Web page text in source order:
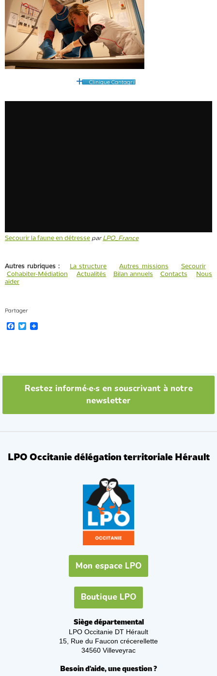
Clinique Cantagril
Secourir la faune en détresse par LPO_France
Autres rubriques : La structure Autres missions
Secourir
Cohabiter-Médiation
Actualités Bilan annuels Contacts
Nous
aider
Partager
F
T
Restez informé·e·s en souscrivant à notre
newsletter
LPO Occitanie délégation territoriale Hérault
Mon espace LPO
Boutique LPO
Siège départemental
LPO Occitanie DT Hérault
15, Rue du Faucon crécerellette
34560 Villeveyrac
Besoin d'aide, une question ?